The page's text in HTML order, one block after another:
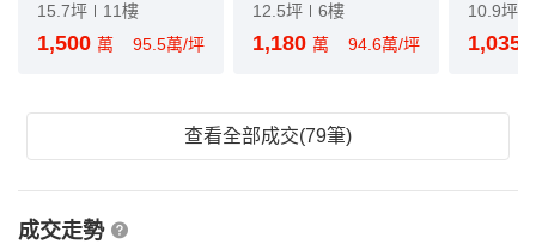
15.7坪 11樓
1,500 萬 95.5萬/坪
12.5坪 6樓
1,180 萬 94.6萬/坪
10.9坪
1,035
查看全部成交(79筆)
成交走勢